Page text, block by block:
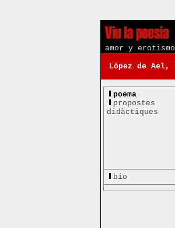
amor y erotismo
López de Ael,
poema
propostes
didàctiques
bio